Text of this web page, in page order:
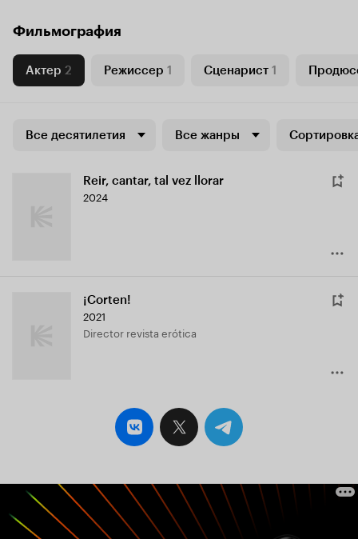
Фильмография
Актер 2 Режиссер 1 Сценарист 1
Все десятилетия Все жанры
Reir, cantar, tal vez llorar
2024
¡Corten!
2021
Director revista erótica